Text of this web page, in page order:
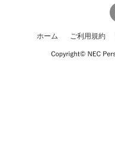
ホーム ご利用規約